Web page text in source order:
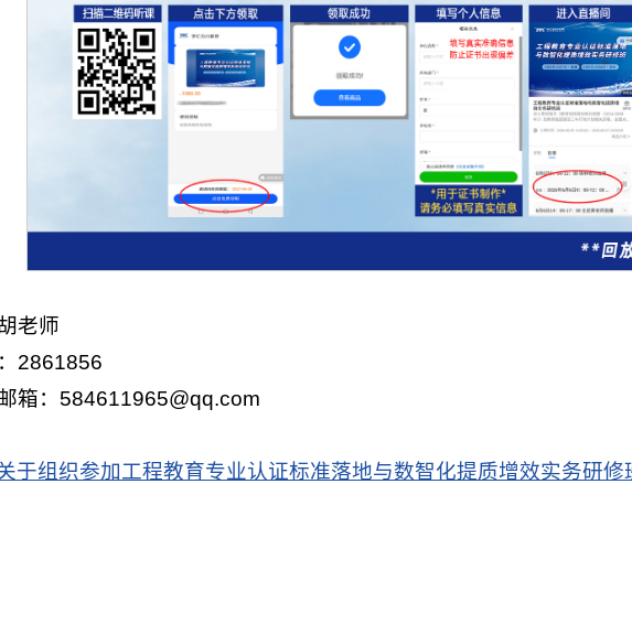
老师
2861856
箱：584611965@qq.com
于组织参加工程教育专业认证标准落地与数智化提质增效实务研修